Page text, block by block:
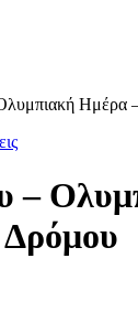
Ημέρα
–